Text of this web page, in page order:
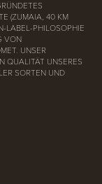
(ZUMAIA, 40 KM
LABEL-PHILOSOPHIE
VON
UNSER
QUALITÄT UNSERES
SORTEN UND